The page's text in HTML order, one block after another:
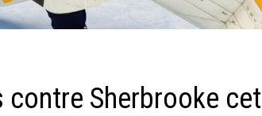
contre Sherbrooke